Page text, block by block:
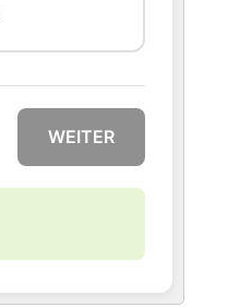
WEITER